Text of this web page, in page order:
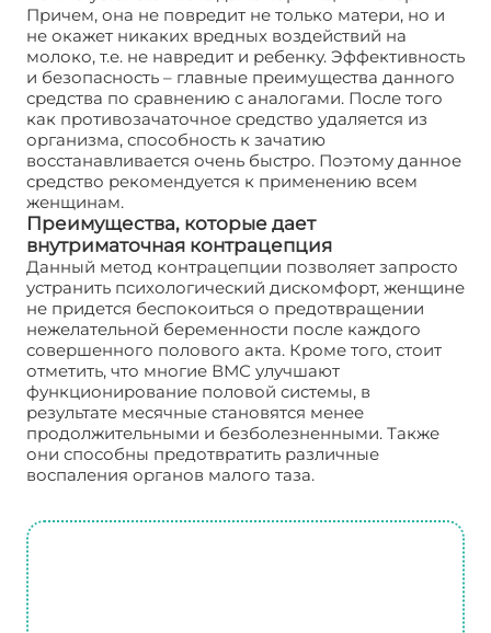
Причем, она не повредит не только матери, но и
не окажет никаких вредных воздействий на
молоко, т.е. не навредит и ребенку. Эффективность
и безопасность – главные преимущества данного
средства по сравнению с аналогами. После того
как противозачаточное средство удаляется из
организма, способность к зачатию
восстанавливается очень быстро. Поэтому данное
средство рекомендуется к применению всем
женщинам.
Преимущества, которые дает
внутриматочная контрацепция
Данный метод контрацепции позволяет запросто
устранить психологический дискомфорт, женщине
не придется беспокоиться о предотвращении
нежелательной беременности после каждого
совершенного полового акта. Кроме того, стоит
отметить, что многие ВМС улучшают
функционирование половой системы, в
результате месячные становятся менее
продолжительными и безболезненными. Также
они способны предотвратить различные
воспаления органов малого таза.